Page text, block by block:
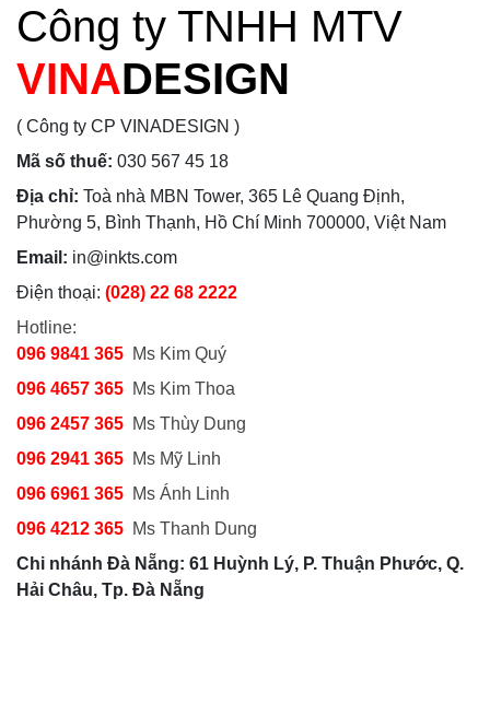
Công ty TNHH MTV
VINADESIGN
( Công ty CP VINADESIGN )
Mã số thuế: 030 567 45 18
Địa chỉ: Toà nhà MBN Tower, 365 Lê Quang Định,
Phường 5, Bình Thạnh, Hồ Chí Minh 700000, Việt Nam
Email: in@inkts.com
Điện thoại: (028) 22 68 2222
Hotline:
096 9841 365 Ms Kim Quý
096 4657 365 Ms Kim Thoa
096 2457 365 Ms Thùy Dung
096 2941 365 Ms Mỹ Linh
096 6961 365 Ms Ánh Linh
096 4212 365 Ms Thanh Dung
Chi nhánh Đà Nẵng: 61 Huỳnh Lý, P. Thuận Phước, Q.
Hải Châu, Tp. Đà Nẵng